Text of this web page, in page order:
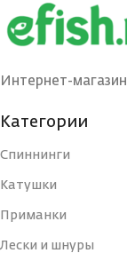
ТЕСТ (ГР.)
УДИЛИЩА
РАБОЧАЯ
Интернет-
Категории
Спиннинги
Катушки
Приманки
Лески и шнуры